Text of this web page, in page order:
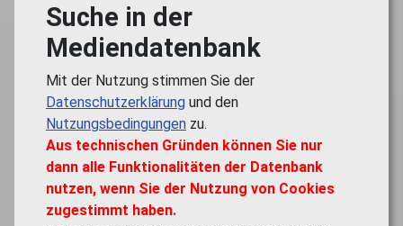
Suche in der
Mediendatenbank
Mit der Nutzung stimmen Sie der
Datenschutzerklärung und den
Nutzungsbedingungen zu.
Aus technischen Gründen können Sie nur
dann alle Funktionalitäten der Datenbank
nutzen, wenn Sie der Nutzung von Cookies
zugestimmt haben.